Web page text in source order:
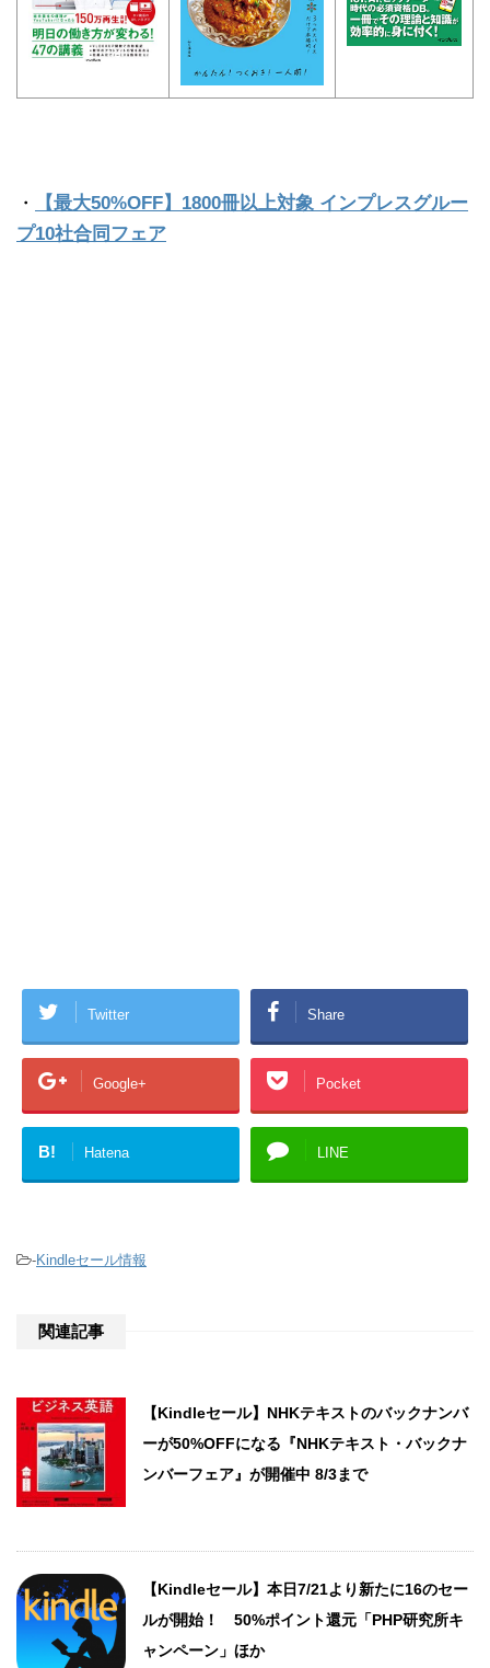
・
【最大50%OFF】1800冊以上対象 インプレスグルー
プ10社合同フェア
Twitter Share
Google+ Pocket
B! Hatena LINE
-Kindleセール情報
関連記事
【Kindleセール】NHKテキストのバックナンバ
ーが50%OFFになる『NHKテキスト・バックナ
ンバーフェア』が開催中 8/3まで
【Kindleセール】本日7/21より新たに16のセー
ルが開始！ 50%ポイント還元「PHP研究所キ
ャンペーン」ほか